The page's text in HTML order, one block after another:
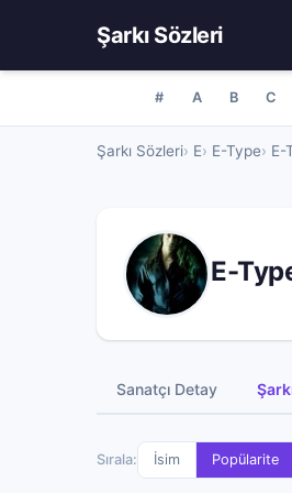
Şarkı Sözleri
# A B C
Şarkı Sözleri E E-Type E-
E-
Sanatçı Detay
Sırala: İsim Popülarite